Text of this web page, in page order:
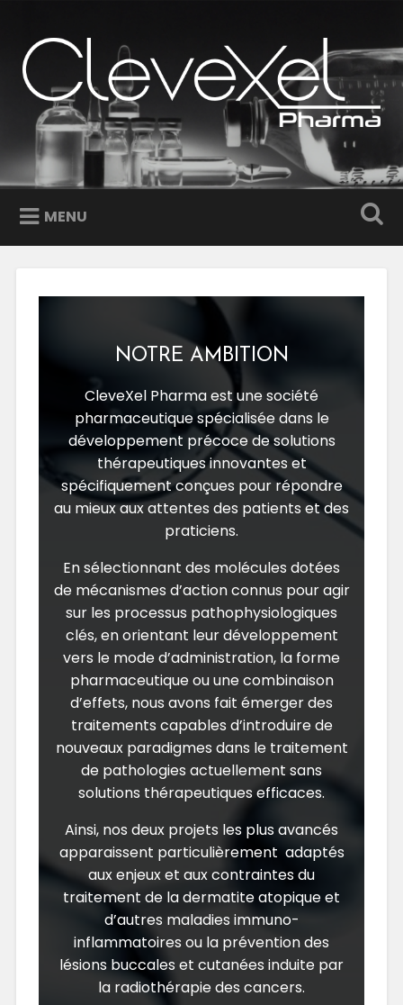
contenu
principal
Recherche
MENU
NOTRE AMBITION
CleveXel Pharma est une société
pharmaceutique spécialisée dans le
développement précoce de solutions
thérapeutiques innovantes et
spécifiquement conçues pour répondre
au mieux aux attentes des patients et des
praticiens.
En sélectionnant des molécules dotées
de mécanismes d’action connus pour agir
sur les processus pathophysiologiques
clés, en orientant leur développement
vers le mode d’administration, la forme
pharmaceutique ou une combinaison
d’effets, nous avons fait émerger des
traitements capables d’introduire de
nouveaux paradigmes dans le traitement
de pathologies actuellement sans
solutions thérapeutiques efficaces.
Ainsi, nos deux projets les plus avancés
apparaissent particulièrement adaptés
aux enjeux et aux contraintes du
traitement de la dermatite atopique et
d’autres maladies immuno-
inflammatoires ou la prévention des
lésions buccales et cutanées induite par
la radiothérapie des cancers.